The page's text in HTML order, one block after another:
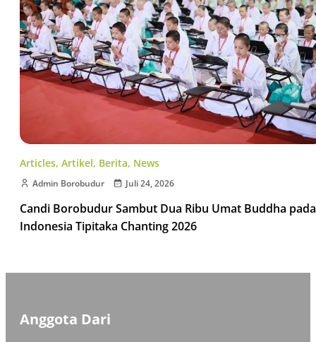
Articles, Artikel, Berita, News
Admin Borobudur Juli 24, 2026
Candi Borobudur Sambut Dua Ribu Umat Buddha pada
Indonesia Tipitaka Chanting 2026
Anggota Dari